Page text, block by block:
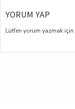
YORUM YAP
Lütfen yorum yazmak için